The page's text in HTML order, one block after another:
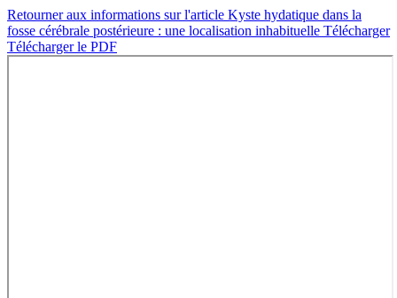
Retourner aux informations sur l'article Kyste hydatique dans la
fosse cérébrale postérieure : une localisation inhabituelle Télécharger
Télécharger le PDF